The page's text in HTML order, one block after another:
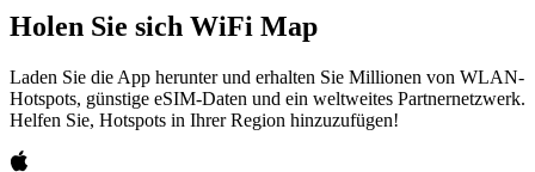
Holen Sie sich WiFi Map
Laden Sie die App herunter und erhalten Sie Millionen von WLAN-
Hotspots, günstige eSIM-Daten und ein weltweites Partnernetzwerk.
Helfen Sie, Hotspots in Ihrer Region hinzuzufügen!